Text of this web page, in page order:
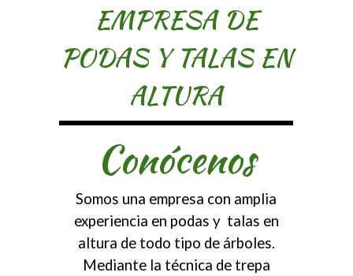
EMPRESA DE
PODAS Y TALAS EN
ALTURA
Conócenos
Somos una empresa con amplia
experiencia en podas y talas en
altura de todo tipo de árboles.
Mediante la técnica de trepa